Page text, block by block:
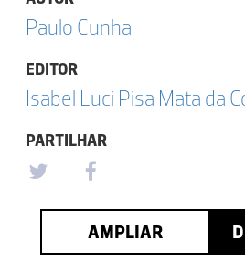
Paulo Cunha
EDITOR
Isabel Luci Pisa Mata da
PARTILHAR
AMPLIAR